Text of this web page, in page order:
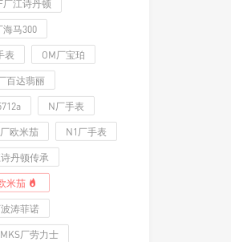
厂江诗丹顿
海马300
表 OM厂宝珀
百达翡丽
N厂手表
欧米茄 N1厂手表
丹顿传承
米茄
涛菲诺
MKS厂劳力士